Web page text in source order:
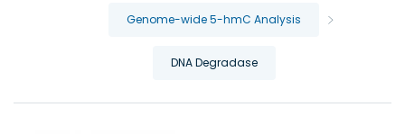
Genome-wide 5-hmC Analysis
DNA Degradase